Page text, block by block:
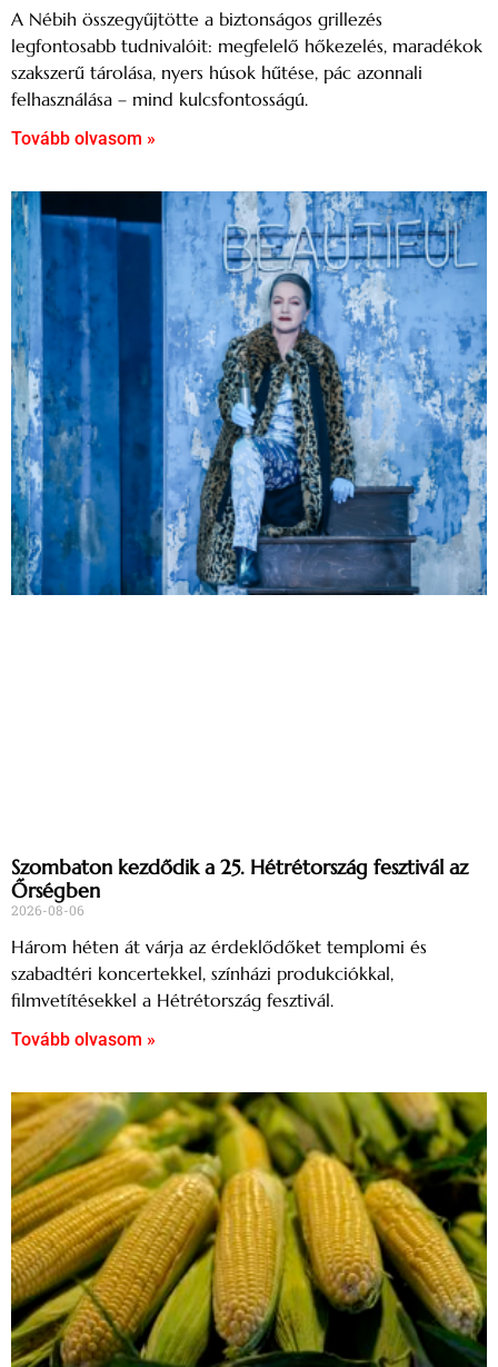
A Nébih összegyűjtötte a biztonságos grillezés
legfontosabb tudnivalóit: megfelelő hőkezelés, maradékok
szakszerű tárolása, nyers húsok hűtése, pác azonnali
felhasználása – mind kulcsfontosságú.
Tovább olvasom »
Szombaton kezdődik a 25. Hétrétország fesztivál az
Őrségben
2026-08-06
Három héten át várja az érdeklődőket templomi és
szabadtéri koncertekkel, színházi produkciókkal,
filmvetítésekkel a Hétrétország fesztivál.
Tovább olvasom »